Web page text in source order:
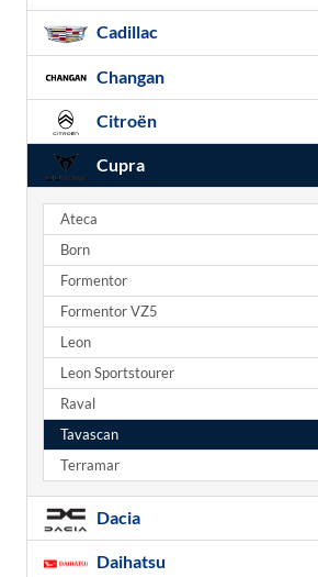
Cadillac
Changan
Citroën
Cupra
Ateca
Born
Formentor
Formentor VZ5
Leon
Leon Sportstourer
Raval
Tavascan
Terramar
Dacia
Daihatsu